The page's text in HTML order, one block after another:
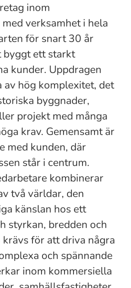
inom
verksamhet i hela
för snart 30 år
byggt ett starkt
kunder. Uppdragen
av hög komplexitet, det
byggnader,
projekt med många
krav. Gemensamt är
med kunden, där
står i centrum.
kombinerar
två världar, den
känslan hos ett
styrkan, bredden och
för att driva några
och spännande
inom kommersiella